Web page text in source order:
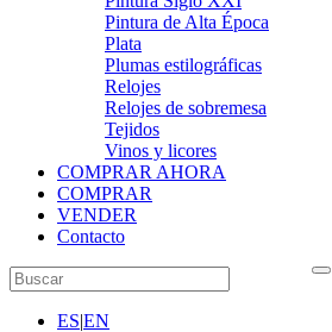
Pintura de Alta Época
Plata
Plumas estilográficas
Relojes
Relojes de sobremesa
Tejidos
Vinos y licores
COMPRAR AHORA
COMPRAR
VENDER
Contacto
ES|EN